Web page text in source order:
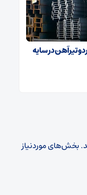
و تیرآهن در سایه
بخش‌های موردنیاز